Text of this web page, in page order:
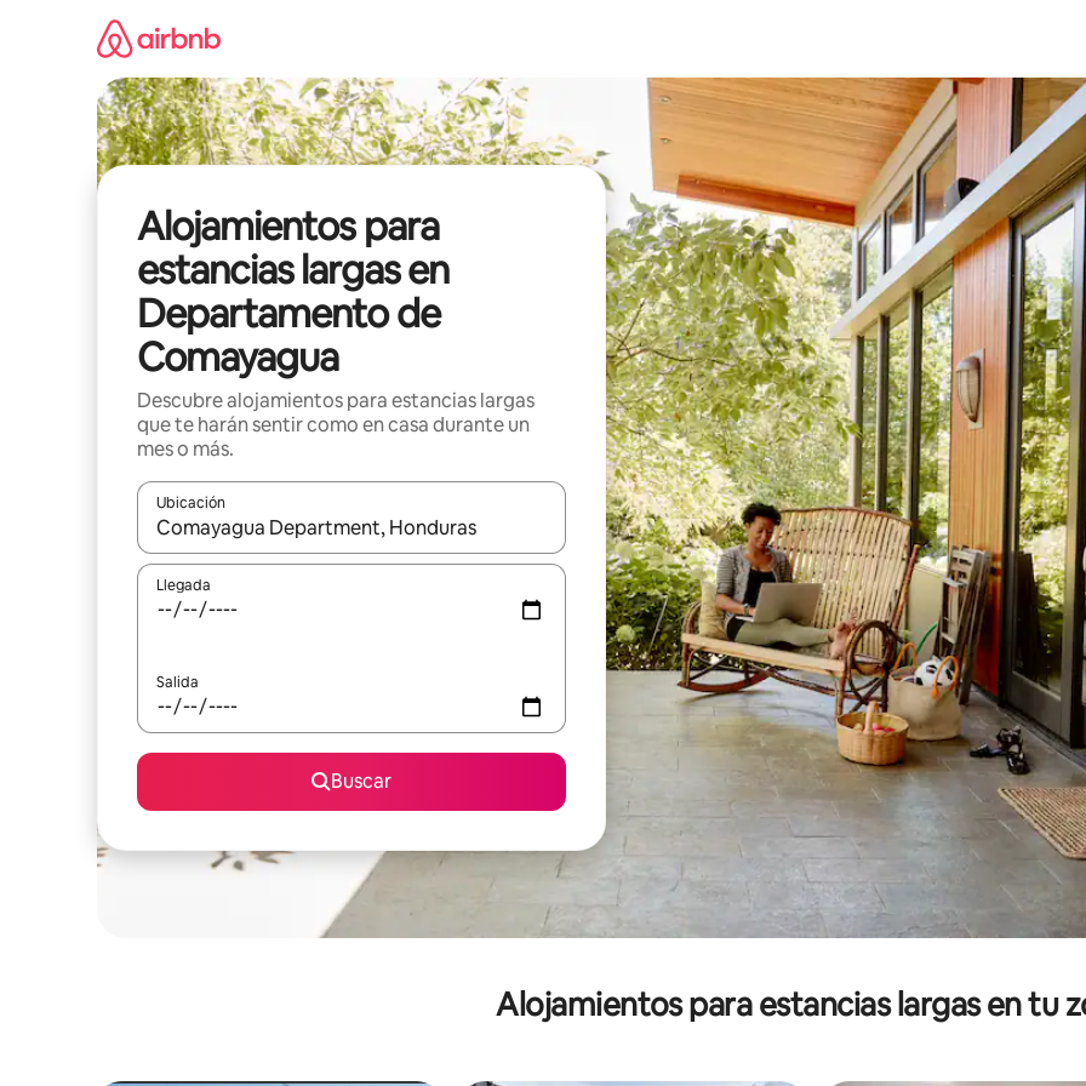
Alojamientos para
estancias largas en
Departamento de
Comayagua
Descubre alojamientos para estancias largas
que te harán sentir como en casa durante un
mes o más.
Ubicación
Cuando los resultados estén disponibles, podrás navegar usando las teclas de las flechas hacia arriba y hacia abajo, o
Llegada
Salida
Buscar
Alojamientos para estancias largas en tu